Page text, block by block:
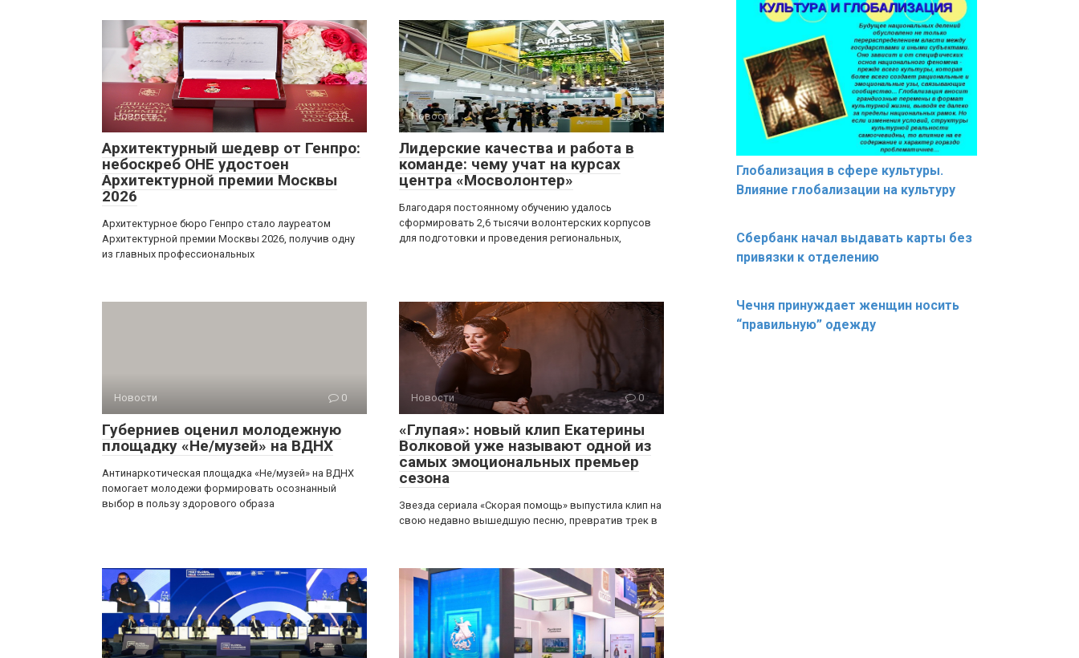
Новости 0
Архитектурный шедевр от Генпро:
небоскреб ОНЕ удостоен
Архитектурной премии Москвы
2026
Архитектурное бюро Генпро стало лауреатом
Архитектурной премии Москвы 2026, получив одну
из главных профессиональных
Новости 0
Лидерские качества и работа в
команде: чему учат на курсах
центра «Мосволонтер»
Благодаря постоянному обучению удалось
сформировать 2,6 тысячи волонтерских корпусов
для подготовки и проведения региональных,
Новости 0
Губерниев оценил молодежную
площадку «Не/музей» на ВДНХ
Антинаркотическая площадка «Не/музей» на ВДНХ
помогает молодежи формировать осознанный
выбор в пользу здорового образа
Новости 0
«Глупая»: новый клип Екатерины
Волковой уже называют одной из
самых эмоциональных премьер
сезона
Звезда сериала «Скорая помощь» выпустила клип на
свою недавно вышедшую песню, превратив трек в
Глобализация в сфере культуры.
Влияние глобализации на культуру
Сбербанк начал выдавать карты без
привязки к отделению
Чечня принуждает женщин носить
“правильную” одежду